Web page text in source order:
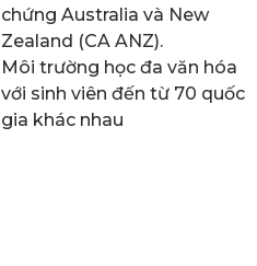
chứng Australia và New
Zealand (CA ANZ).
Môi trường học đa văn hóa
với sinh viên đến từ 70 quốc
gia khác nhau​